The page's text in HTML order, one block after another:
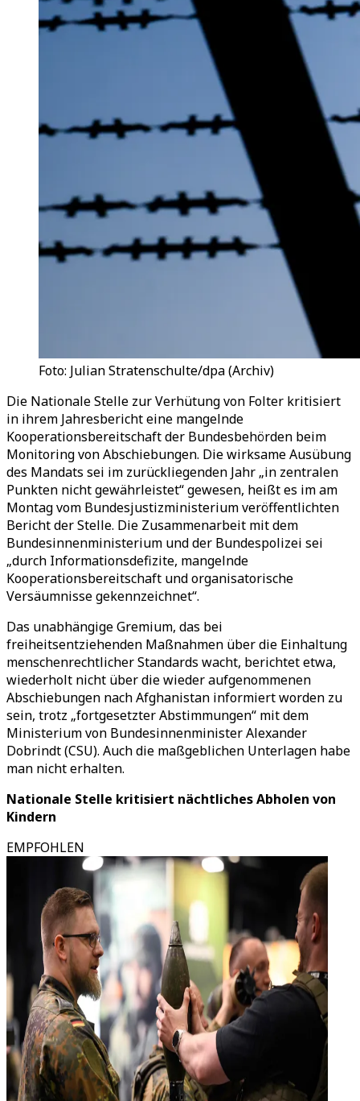
Foto: Julian Stratenschulte/dpa (Archiv)
Die Nationale Stelle zur Verhütung von Folter kritisiert
in ihrem Jahresbericht eine mangelnde
Kooperationsbereitschaft der Bundesbehörden beim
Monitoring von Abschiebungen. Die wirksame Ausübung
des Mandats sei im zurückliegenden Jahr „in zentralen
Punkten nicht gewährleistet“ gewesen, heißt es im am
Montag vom Bundesjustizministerium veröffentlichten
Bericht der Stelle. Die Zusammenarbeit mit dem
Bundesinnenministerium und der Bundespolizei sei
„durch Informationsdefizite, mangelnde
Kooperationsbereitschaft und organisatorische
Versäumnisse gekennzeichnet“.
Das unabhängige Gremium, das bei
freiheitsentziehenden Maßnahmen über die Einhaltung
menschenrechtlicher Standards wacht, berichtet etwa,
wiederholt nicht über die wieder aufgenommenen
Abschiebungen nach Afghanistan informiert worden zu
sein, trotz „fortgesetzter Abstimmungen“ mit dem
Ministerium von Bundesinnenminister Alexander
Dobrindt (CSU). Auch die maßgeblichen Unterlagen habe
man nicht erhalten.
Nationale Stelle kritisiert nächtliches Abholen von
Kindern
EMPFOHLEN